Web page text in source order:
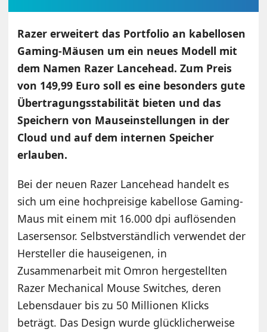
Razer erweitert das Portfolio an kabellosen
Gaming-Mäusen um ein neues Modell mit
dem Namen Razer Lancehead. Zum Preis
von 149,99 Euro soll es eine besonders gute
Übertragungsstabilität bieten und das
Speichern von Mauseinstellungen in der
Cloud und auf dem internen Speicher
erlauben.
Bei der neuen Razer Lancehead handelt es
sich um eine hochpreisige kabellose Gaming-
Maus mit einem mit 16.000 dpi auflösenden
Lasersensor. Selbstverständlich verwendet der
Hersteller die hauseigenen, in
Zusammenarbeit mit Omron hergestellten
Razer Mechanical Mouse Switches, deren
Lebensdauer bis zu 50 Millionen Klicks
beträgt. Das Design wurde glücklicherweise